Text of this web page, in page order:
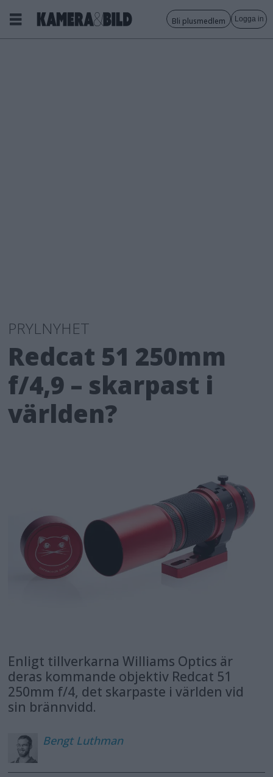
Bli plusmedlem Logga in
PRYLNYHET
Redcat 51 250mm
f/4,9 – skarpast i
världen?
Enligt tillverkarna Williams Optics är
deras kommande objektiv Redcat 51
250mm f/4, det skarpaste i världen vid
sin brännvidd.
Bengt Luthman